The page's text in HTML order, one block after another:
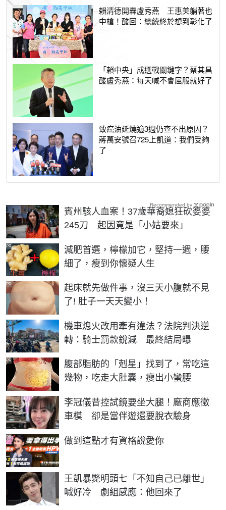
賴清德開轟盧秀燕 王惠美躺著也
中槍！酸回：總統終於想到彰化了
「賴中央」成選戰關鍵字？蔡其昌
酸盧秀燕：每天喊不會屈服就好了
致癌油延燒逾3週仍查不出原因？
蔣萬安號召725上凱道：我們受夠
了
賓州駭人血案！37歲華裔媳狂砍婆婆
245刀 起因竟是「小姑要來」
減肥首選，檸檬加它，堅持一週，腰
細了，瘦到你懷疑人生
PR
起床就先做件事，沒三天小腹就不見
了! 肚子一天天變小！
PR
機車熄火改用牽有違法？法院判決逆
轉：騎士罰款銳減 最終結局曝
腹部脂肪的「剋星」找到了，常吃這
幾物，吃走大肚囊，瘦出小蠻腰
PR
李冠儀昔控試鏡要坐大腿！廠商應徵
車模 卻是當伴遊還要脫衣驗身
做到這點才有資格說愛你
PR
王凱暴斃明頭七「不知自己已離世」
喊好冷 劇組感應：他回來了
Recommended by